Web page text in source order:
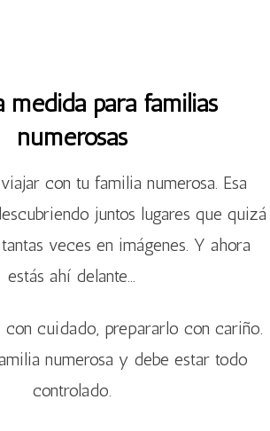
medida para familias
numerosas
con tu familia numerosa. Esa
juntos lugares que quizá
veces en imágenes. Y ahora
estás ahí delante…
cuidado, prepararlo con cariño.
numerosa y debe estar todo
controlado.